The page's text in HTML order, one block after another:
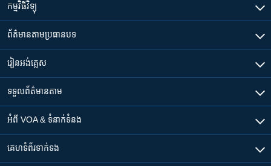
កម្មវិធី​វិទ្យុ
ព័ត៌មាន​តាមប្រធានបទ​
រៀន​​អង់គ្លេស
ទទួល​ព័ត៌មាន​តាម
អំពី​ VOA & ទំនាក់ទំនង
គេហទំព័រ​​ទាក់ទង